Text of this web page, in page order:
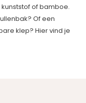
of bamboe.
Of een
klep? Hier vind je